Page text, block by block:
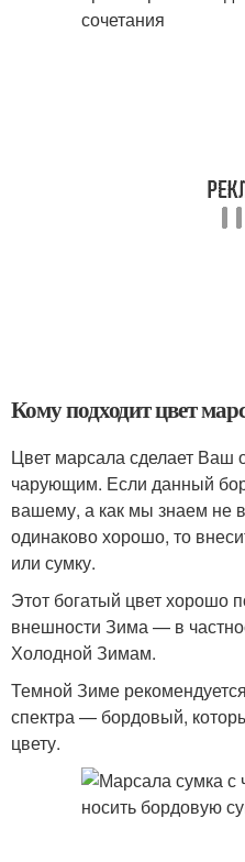
Кому подходит цвет
Цвет марсала сделает Ваш
чарующим. Если данный
вашему, а как мы знаем не
одинаково хорошо, то
или сумку.
Этот богатый цвет хорошо
внешности Зима — в
Холодной Зимам.
Темной Зиме
спектра — бордовый,
цвету.